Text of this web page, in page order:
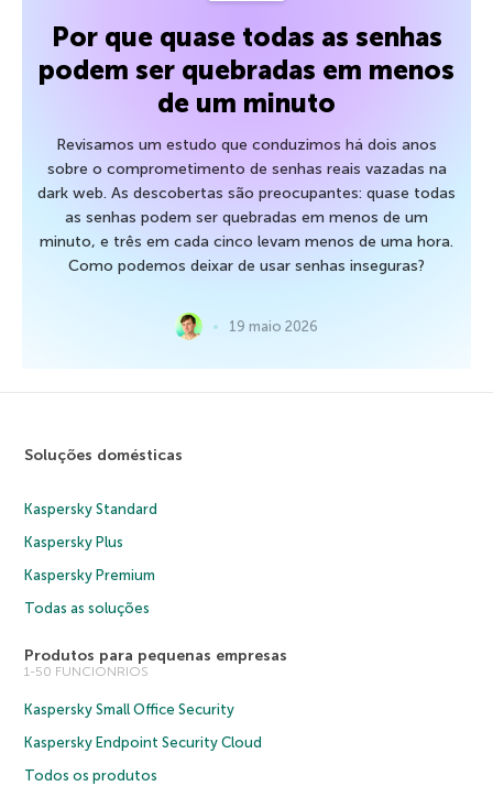
Por que quase todas as senhas
podem ser quebradas em menos
de um minuto
Revisamos um estudo que conduzimos há dois anos
sobre o comprometimento de senhas reais vazadas na
dark web. As descobertas são preocupantes: quase todas
as senhas podem ser quebradas em menos de um
minuto, e três em cada cinco levam menos de uma hora.
Como podemos deixar de usar senhas inseguras?
19 maio 2026
Soluções domésticas
Kaspersky Standard
Kaspersky Plus
Kaspersky Premium
Todas as soluções
Produtos para pequenas empresas
1-50 FUNCIONRIOS
Kaspersky Small Office Security
Kaspersky Endpoint Security Cloud
Todos os produtos